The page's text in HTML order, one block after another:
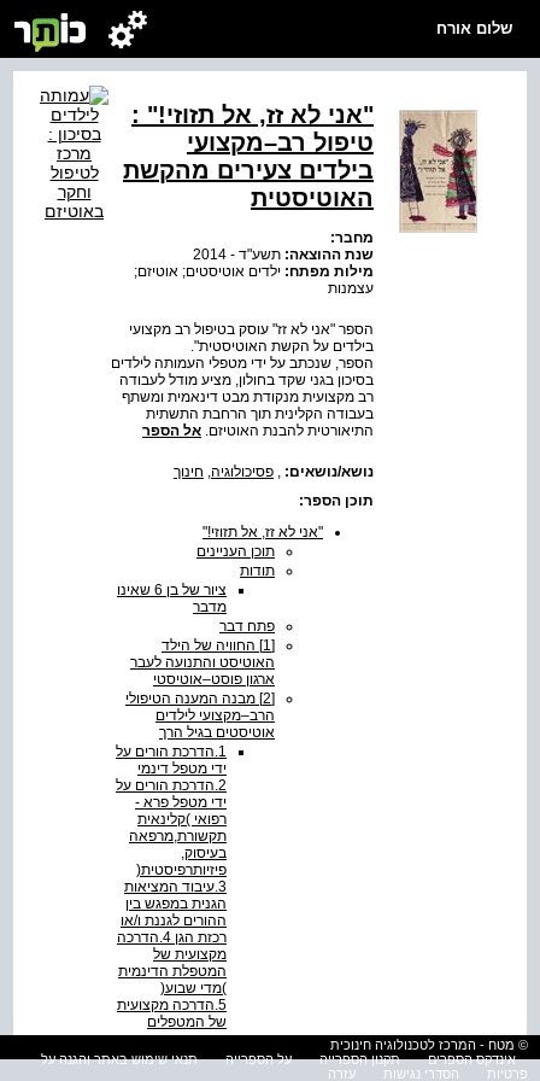
שלום אורח
"אני לא זז, אל תזוזי!" :
טיפול רב–מקצועי
בילדים צעירים מהקשת
האוטיסטית
מחבר:
שנת ההוצאה: תשע"ד - 2014
מילות מפתח: ילדים אוטיסטים; אוטיזם;
עצמנות
הספר "אני לא זז" עוסק בטיפול רב מקצועי
בילדים על הקשת האוטיסטית".
הספר, שנכתב על ידי מטפלי העמותה לילדים
בסיכון בגני שקד בחולון, מציע מודל לעבודה
רב מקצועית מנקודת מבט דינאמית ומשתף
בעבודה הקלינית תוך הרחבת התשתית
התיאורטית להבנת האוטיזם. אל הספר
נושא/נושאים: פסיכולוגיה חינוך
תוכן הספר:
"אני לא זז, אל תזוזי‭"!‬
תוכן העניינים
תודות
ציור של בן 6 שאינו
מדבר
פתח דבר
[1] החוויה של הילד
האוטיסט והתנועה לעבר
ארגון פוסט–אוטיסטי
[2] מבנה המענה הטיפולי
הרב–מקצועי לילדים
אוטיסטים בגיל הרך
‭.1‬הדרכת הורים על
ידי מטפל דינמי
‭.2‬הדרכת הורים על
ידי מטפל פרא -
רפואי )קלינאית
תקשורת,מרפאה
בעיסוק,
פיזיותרפיסטית(
‭.3‬עיבוד המציאות
הגנית במפגש בין
ההורים לגננת ו/או
רכזת הגן ‭.4‬הדרכה
מקצועית של
המטפלת הדינמית
)מדי שבוע(
‭.5‬הדרכה מקצועית
של המטפלים
הפרא - רפואיים
)מדי שבוע(
© מטח - המרכז לטכנולוגיה חינוכית
אינדקס הספרים
תקנון הספרייה על הספרייה
תנאי שימוש באתר והגנה על
פרטיות
הסדרי נגישות עזרה